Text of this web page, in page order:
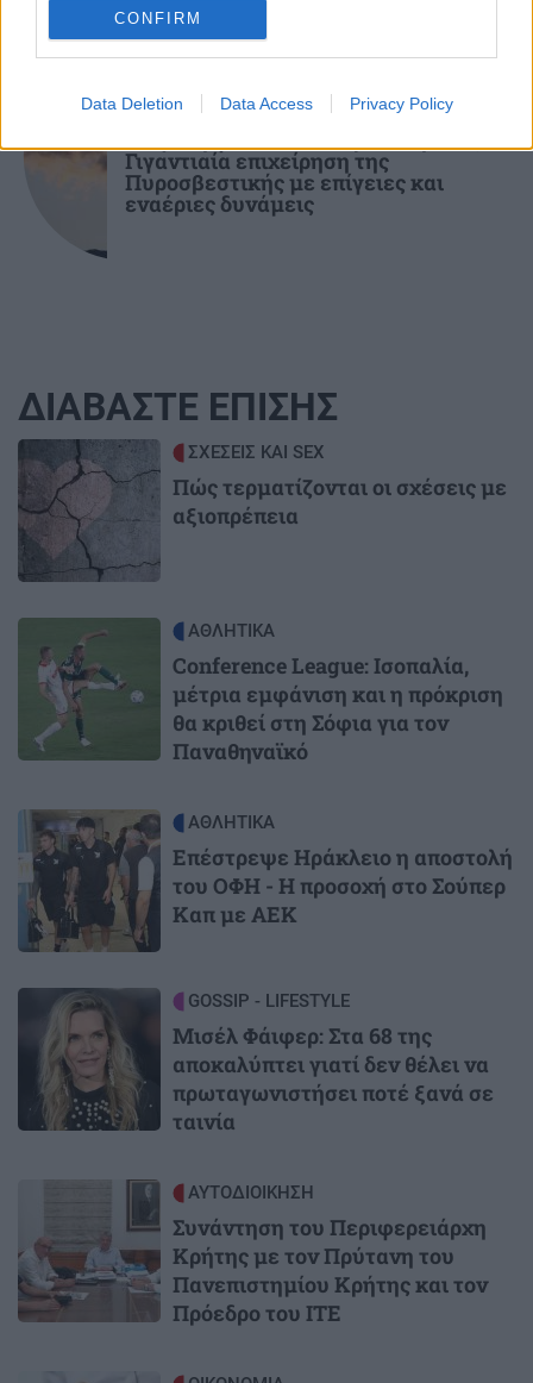
CONFIRM
Data Deletion Data Access Privacy Policy
Γιγαντιαία επιχείρηση της
Πυροσβεστικής με επίγειες και
εναέριες δυνάμεις
ΔΙΑΒΑΣΤΕ ΕΠΙΣΗΣ
ΣΧΕΣΕΙΣ ΚΑΙ SEX
Πώς τερματίζονται οι σχέσεις με
αξιοπρέπεια
ΑΘΛΗΤΙΚΑ
Conference League: Ισοπαλία,
μέτρια εμφάνιση και η πρόκριση
θα κριθεί στη Σόφια για τον
Παναθηναϊκό
Image ΑΘΛΗΤΙΚΑ
Επέστρεψε Ηράκλειο η αποστολή
του ΟΦΗ - Η προσοχή στο Σούπερ
Καπ με ΑΕΚ
Image GOSSIP - LIFESTYLE
Μισέλ Φάιφερ: Στα 68 της
αποκαλύπτει γιατί δεν θέλει να
πρωταγωνιστήσει ποτέ ξανά σε
ταινία
ΑΥΤΟΔΙΟΙΚΗΣΗ
Συνάντηση του Περιφερειάρχη
Κρήτης με τον Πρύτανη του
Πανεπιστημίου Κρήτης και τον
Πρόεδρο του ΙΤΕ